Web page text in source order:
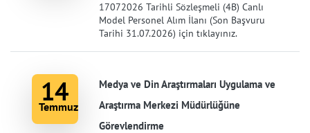
17072026 Tarihli Sözleşmeli (4B) Canlı
Model Personel Alım İlanı (Son Başvuru
Tarihi 31.07.2026) için tıklayınız.
14
Temmuz
Medya ve Din Araştırmaları Uygulama ve
Araştırma Merkezi Müdürlüğüne
Görevlendirme